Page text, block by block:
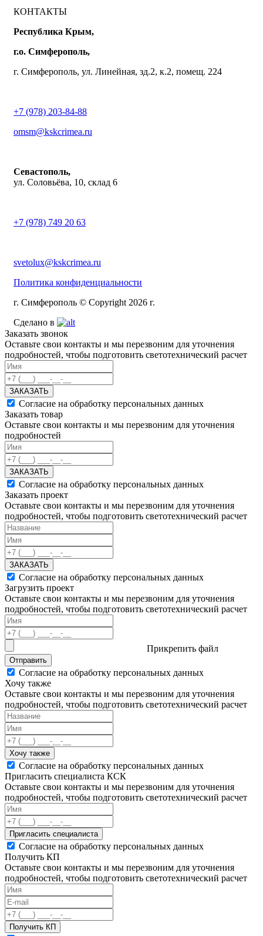
КОНТАКТЫ
Республика Крым,
г.о. Симферополь,
г. Симферополь, ул. Линейная, зд.2, к.2, помещ. 224
+7 (978) 203-84-88
omsm@kskcrimea.ru
Севастополь,
ул. Соловьёва, 10, склад 6
+7 (978) 749 20 63
svetolux@kskcrimea.ru
Политика конфиденциальности
г. Симферополь © Copyright 2026 г.
Сделано в
Заказать звонок
Оставьте свои контакты и мы перезвоним для уточнения
подробностей, чтобы подготовить светотехнический расчет
ЗАКАЗАТЬ
Согласие на обработку персональных данных
Заказать товар
Оставьте свои контакты и мы перезвоним для уточнения
подробностей
ЗАКАЗАТЬ
Согласие на обработку персональных данных
Заказать проект
Оставьте свои контакты и мы перезвоним для уточнения
подробностей, чтобы подготовить светотехнический расчет
ЗАКАЗАТЬ
Согласие на обработку персональных данных
Загрузить проект
Оставьте свои контакты и мы перезвоним для уточнения
подробностей, чтобы подготовить светотехнический расчет
Прикрепить файл
Отправить
Согласие на обработку персональных данных
Хочу также
Оставьте свои контакты и мы перезвоним для уточнения
подробностей, чтобы подготовить светотехнический расчет
Хочу также
Согласие на обработку персональных данных
Пригласить специалиста КСК
Оставьте свои контакты и мы перезвоним для уточнения
подробностей, чтобы подготовить светотехнический расчет
Пригласить специалиста
Согласие на обработку персональных данных
Получить КП
Оставьте свои контакты и мы перезвоним для уточнения
подробностей, чтобы подготовить светотехнический расчет
Получить КП